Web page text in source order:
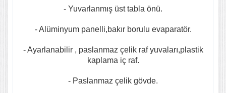
- Yuvarlanmış üst tabla önü.
- Alüminyum panelli,bakır borulu evaparatör.
- Ayarlanabilir , paslanmaz çelik raf yuvaları,plastik
kaplama iç raf.
- Paslanmaz çelik gövde.